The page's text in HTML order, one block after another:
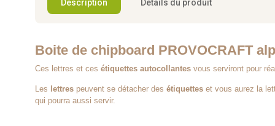
Description Détails du produit
Boite de chipboard PROVOCRAFT
Ces lettres et ces étiquettes autocollantes vous serviront pour
Les lettres peuvent se détacher des étiquettes et vous aurez la
qui pourra aussi servir.